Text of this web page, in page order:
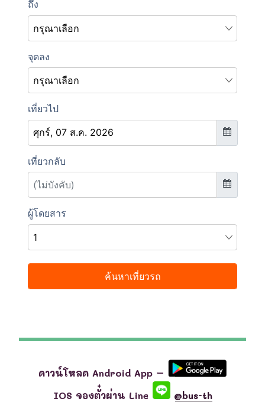
ดาวน์โหลด Android App –
IOS จองตั๋วผ่าน Line
@bus-th